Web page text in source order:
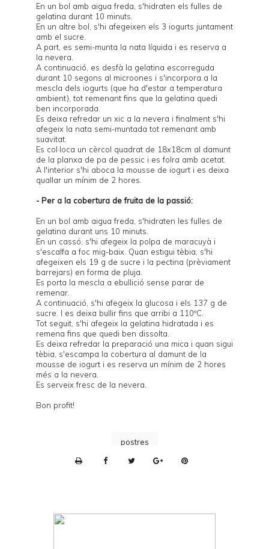
En un bol amb aigua freda, s'hidraten els fulles de
gelatina durant 10 minuts.
En un altre bol, s'hi afegeixen els 3 iogurts juntament
amb el sucre.
A part, es semi-munta la nata líquida i es reserva a
la nevera.
A continuació, es desfà la gelatina escorreguda
durant 10 segons al microones i s'incorpora a la
mescla dels iogurts (que ha d'estar a temperatura
ambient), tot remenant fins que la gelatina quedi
ben incorporada.
Es deixa refredar un xic a la nevera i finalment s'hi
afegeix la nata semi-muntada tot remenant amb
suavitat.
Es col·loca un cèrcol quadrat de 18x18cm al damunt
de la planxa de pa de pessic i es folra amb acetat.
A l'interior s'hi aboca la mousse de iogurt i es deixa
quallar un mínim de 2 hores.
- Per a la cobertura de fruita de la passió:
En un bol amb aigua freda, s'hidraten les fulles de
gelatina durant uns 10 minuts.
En un cassó, s'hi afegeix la polpa de maracuyà i
s'escalfa a foc mig-baix. Quan estigui tèbia, s'hi
afegeixen els 19 g de sucre i la pectina (prèviament
barrejars) en forma de pluja.
Es porta la mescla a ebullició sense parar de
remenar.
A continuació, s'hi afegeix la glucosa i els 137 g de
sucre. I es deixa bullir fins que arribi a 110ºC.
Tot seguit, s'hi afegeix la gelatina hidratada i es
remena fins que quedi ben dissolta.
Es deixa refredar la preparació una mica i quan sigui
tèbia, s'escampa la cobertura al damunt de la
mousse de iogurt i es reserva un mínim de 2 hores
més a la nevera.
Es serveix fresc de la nevera.
Bon profit!
postres
n